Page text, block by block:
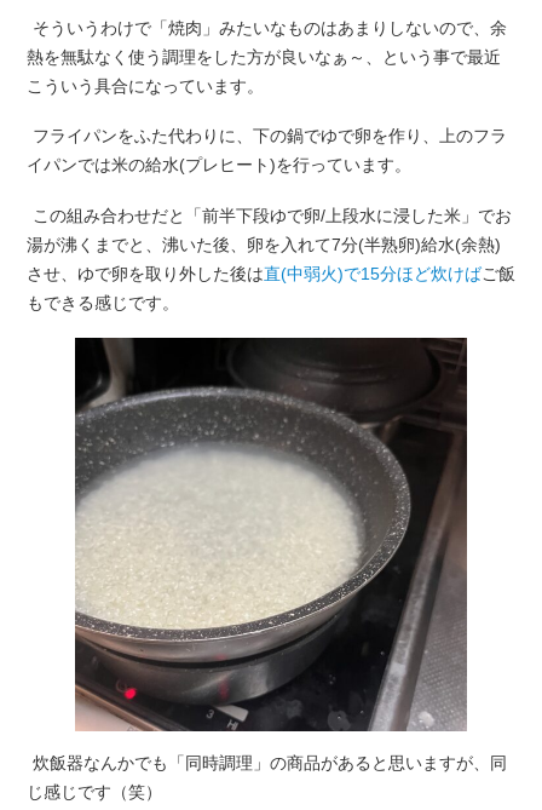
そういうわけで「焼肉」みたいなものはあまりしないので、余
熱を無駄なく使う調理をした方が良いなぁ～、という事で最近
こういう具合になっています。
フライパンをふた代わりに、下の鍋でゆで卵を作り、上のフラ
イパンでは米の給水(プレヒート)を行っています。
この組み合わせだと「前半下段ゆで卵/上段水に浸した米」でお
湯が沸くまでと、沸いた後、卵を入れて7分(半熟卵)給水(余熱)
させ、ゆで卵を取り外した後は直(中弱火)で15分ほど炊けばご飯
もできる感じです。
炊飯器なんかでも「同時調理」の商品があると思いますが、同
じ感じです（笑）